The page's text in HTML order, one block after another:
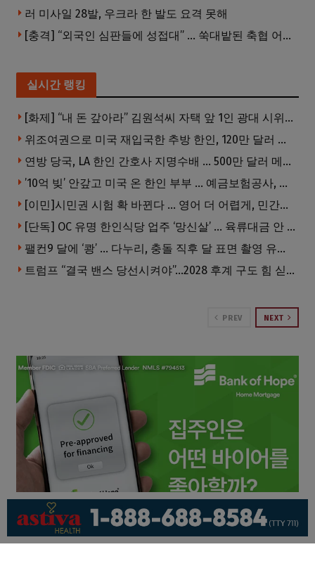
러 미사일 28발, 우크라 한 발도 요격 못해
[충격] “외국인 심판들에 성접대” … 쑥대밭된 축협 어디까지 추락하나
실시간 랭킹
[화제] “내 돈 갚아라” 김원석씨 자택 앞 1인 광대 시위 … 한인 투자사, “108만 달러 못받아”
위조여권으로 미국 재입국한 추방 한인, 120만 달러 은행 사기 행각
연방 당국, LA 한인 간호사 지명수배 … 500만 달러 메디캐어 사기, 선고 직전 한국 도주
’10억 빚’ 안갚고 미국 온 한인 부부 … 예금보험공사, 미국서 소송
[이민]시민권 시험 확 바뀐다 … 영어 더 어렵게, 민간시험 도입 추진
[단독] OC 유명 한인식당 업주 ‘망신살’ … 육류대금 안 갚자 식당서 공개추심
팰컨9 달에 ‘쾅’ … 다누리, 충돌 직후 달 표면 촬영 유일 탐사선
트럼프 “결국 밴스 당선시켜야”…2028 후계 구도 힘 싣나
PREV NEXT